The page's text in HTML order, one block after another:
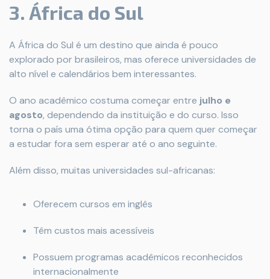
3. África do Sul
A África do Sul é um destino que ainda é pouco
explorado por brasileiros, mas oferece universidades de
alto nível e calendários bem interessantes.
O ano acadêmico costuma começar entre julho e
agosto, dependendo da instituição e do curso. Isso
torna o país uma ótima opção para quem quer começar
a estudar fora sem esperar até o ano seguinte.
Além disso, muitas universidades sul-africanas:
Oferecem cursos em inglês
Têm custos mais acessíveis
Possuem programas acadêmicos reconhecidos
internacionalmente